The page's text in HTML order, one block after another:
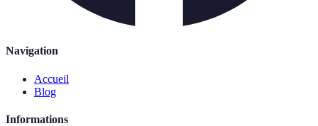
Navigation
Accueil
Blog
Informations